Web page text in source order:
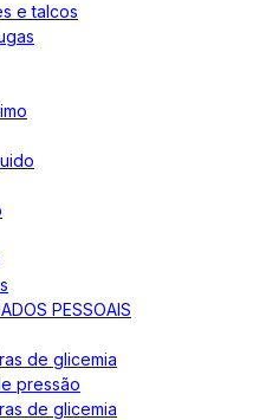
e talcos
PESSOAIS
de glicemia
pressão
de glicemia